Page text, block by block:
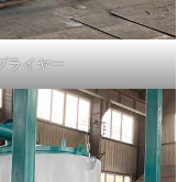
ライヤー